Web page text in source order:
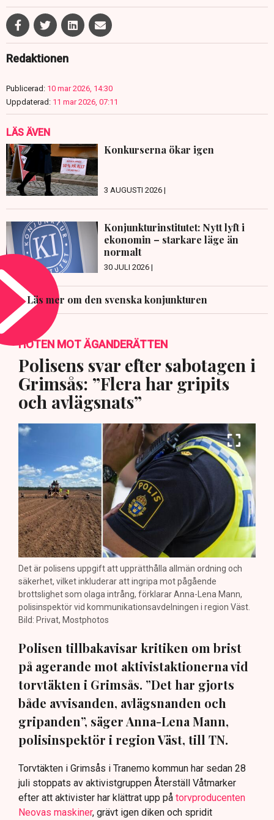
Redaktionen
Publicerad: 10 mar 2026, 14:30
Uppdaterad: 11 mar 2026, 07:11
LÄS ÄVEN
Konkurserna ökar igen
3 AUGUSTI 2026 |
Konjunkturinstitutet: Nytt lyft i
ekonomin – starkare läge än
normalt
30 JULI 2026 |
Läs mer om den svenska konjunkturen
HOTEN MOT ÄGANDERÄTTEN
Polisens svar efter sabotagen i
Grimsås: ”Flera har gripits
och avlägsnats”
Det är polisens uppgift att upprätthålla allmän ordning och
säkerhet, vilket inkluderar att ingripa mot pågående
brottslighet som olaga intrång, förklarar Anna-Lena Mann,
polisinspektör vid kommunikationsavdelningen i region Väst.
Bild: Privat, Mostphotos
Polisen tillbakavisar kritiken om brist
på agerande mot aktivistaktionerna vid
torvtäkten i Grimsås. ”Det har gjorts
både avvisanden, avlägsnanden och
gripanden”, säger Anna-Lena Mann,
polisinspektör i region Väst, till TN.
Torvtäkten i Grimsås i Tranemo kommun har sedan 28
juli stoppats av aktivistgruppen Återställ Våtmarker
efter att aktivister har klättrat upp på torvproducenten
Neovas maskiner, grävt igen diken och spridit